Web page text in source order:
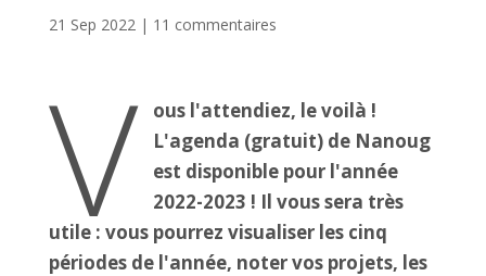
21 Sep 2022| 11 commentaires
V
ous l'attendiez, le voilà !
L'agenda (gratuit) de Nanoug
est disponible pour l'année
2022-2023 ! Il vous sera très
utile : vous pourrez visualiser les cinq
périodes de l'année, noter vos projets, les